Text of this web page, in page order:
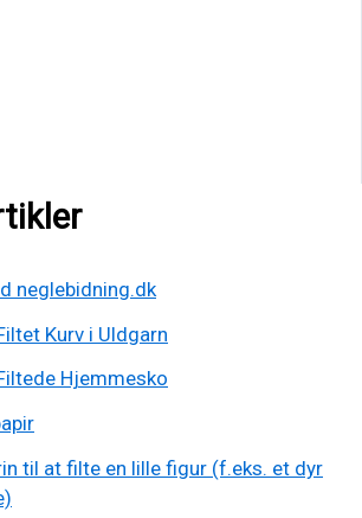
neglebidning.dk
Kurv i Uldgarn
Hjemmesko
til at filte en lille figur (f.eks. et dyr